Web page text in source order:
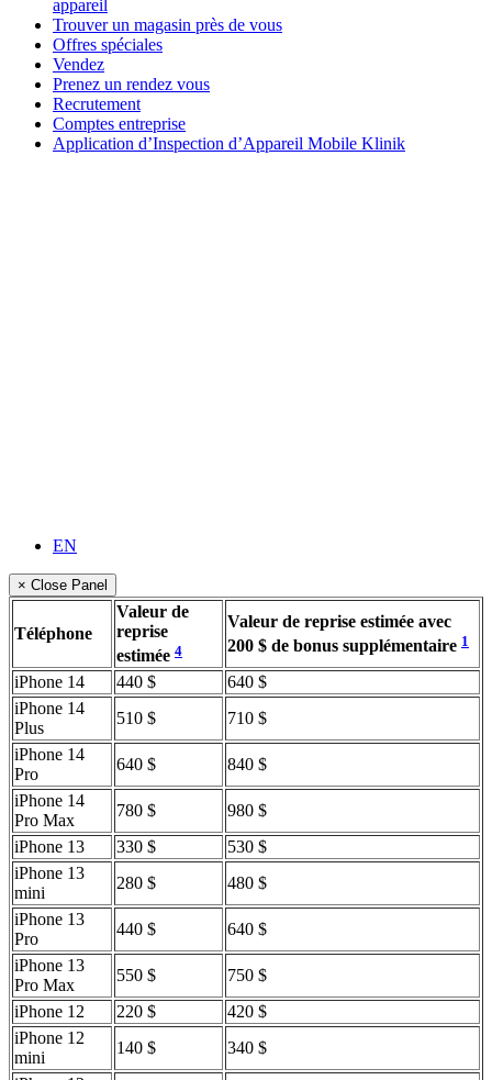
appareil
Trouver un magasin près de vous
Offres spéciales
Vendez
Prenez un rendez vous
Recrutement
Comptes entreprise
Application d’Inspection d’Appareil Mobile Klinik
EN
× Close Panel
Téléphone
Valeur de
reprise
estimée 4
Valeur de reprise estimée avec
200 $ de bonus supplémentaire 1
iPhone 14 440 $
640 $
iPhone 14
Plus
510 $
710 $
iPhone 14
Pro
640 $
840 $
iPhone 14
Pro Max
780 $
980 $
iPhone 13
330 $
530 $
iPhone 13
mini
280 $
480 $
iPhone 13
Pro
440 $
640 $
iPhone 13
Pro Max
550 $
750 $
iPhone 12
220 $
420 $
iPhone 12
mini
140 $
340 $